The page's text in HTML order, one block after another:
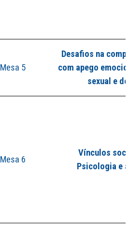
Mesa 5
Desafios na
com apego
sexual e
Mesa 6
Vínculos
Psicologia e